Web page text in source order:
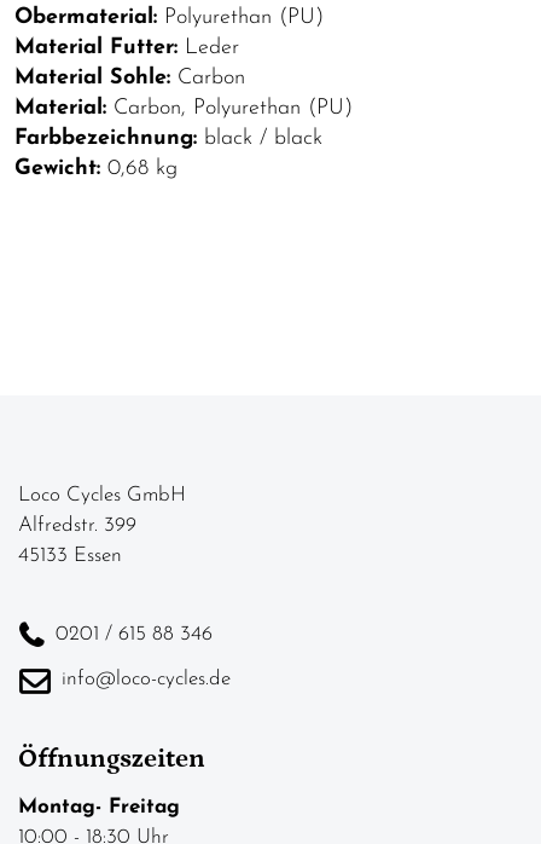
Obermaterial: Polyurethan (PU)
Material Futter: Leder
Material Sohle: Carbon
Material: Carbon, Polyurethan (PU)
Farbbezeichnung: black / black
Gewicht: 0,68 kg
Loco Cycles GmbH
Alfredstr. 399
45133 Essen
0201 / 615 88 346
info@loco-cycles.de
Öffnungszeiten
Montag- Freitag
10:00 - 18:30 Uhr